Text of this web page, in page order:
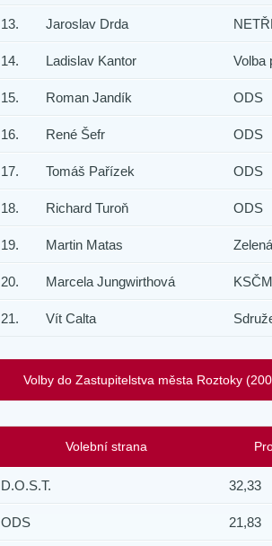
13. Jaroslav Drda
14. Ladislav Kantor Volba
15. Roman Jandík ODS
16. René Šefr ODS
17. Tomáš Pařízek ODS
18. Richard Turoň ODS
19. Martin Matas
20. Marcela Jungwirthová KSČM
21. Vít Calta
Volby do Zastupitelstva města Roztoky
Volební strana
D.O.S.T. 32,33
ODS 21,83